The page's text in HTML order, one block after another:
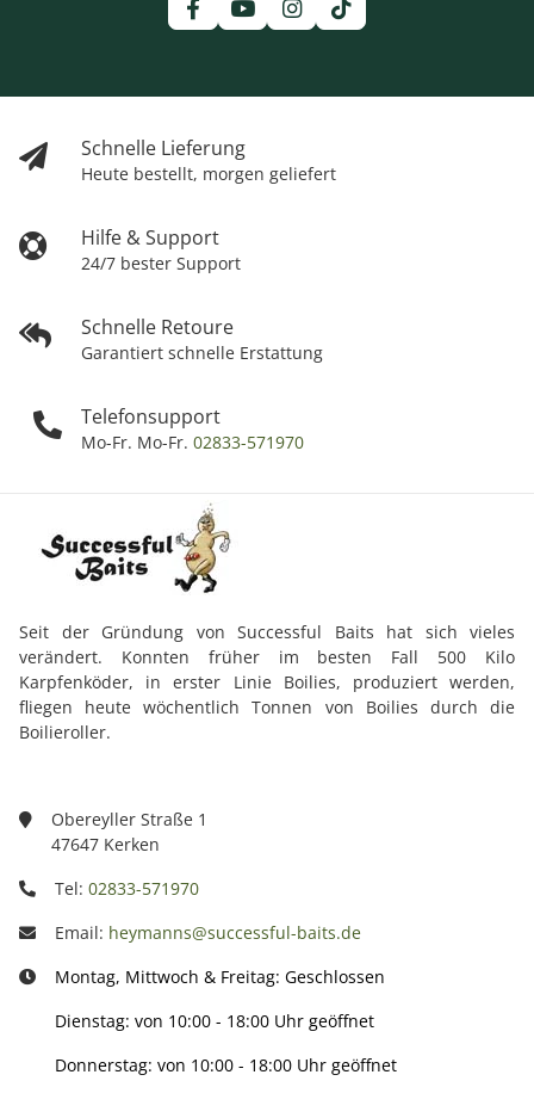
Schnelle Lieferung
Heute bestellt, morgen geliefert
Hilfe & Support
24/7 bester Support
Schnelle Retoure
Garantiert schnelle Erstattung
Telefonsupport
Mo-Fr. Mo-Fr. 02833-571970
Seit der Gründung von Successful Baits hat sich vieles
verändert. Konnten früher im besten Fall 500 Kilo
Karpfenköder, in erster Linie Boilies, produziert werden,
fliegen heute wöchentlich Tonnen von Boilies durch die
Boilieroller.
Obereyller Straße 1
47647 Kerken
Tel: 02833-571970
Email: heymanns@successful-baits.de
Montag, Mittwoch & Freitag: Geschlossen
Dienstag: von 10:00 - 18:00 Uhr geöffnet
Donnerstag: von 10:00 - 18:00 Uhr geöffnet